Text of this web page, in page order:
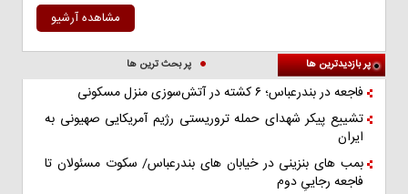
مشاهده آرشیو
پر بازدیدترین ها پر بحث ترین ها
فاجعه در بندرعباس؛ ۶ کشته در آتش‌سوزی منزل مسکونی
تشییع پیکر شهدای حمله تروریستی رژیم آمریکایی صهیونی به
ایران
بمب های بنزینی در خیابان های بندرعباس/ سکوت مسئولان تا
فاجعه رجاییِ دوم